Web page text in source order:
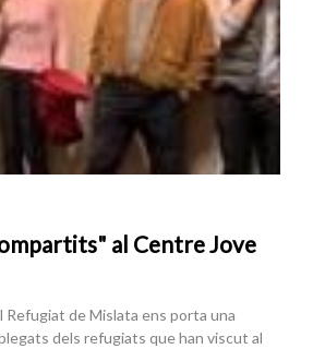
al Centre Jove
Refugiat de Mislata ens porta una
dels refugiats que han viscut al